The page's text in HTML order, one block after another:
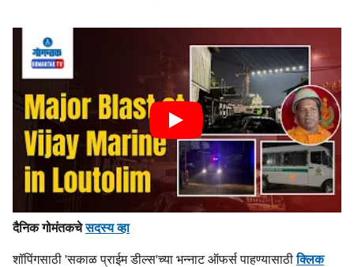
दैनिक गोमंतकचेसदस्य व्हा
शॉपिंगसाठी 'सकाळ प्राईम डील्स'च्या भन्नाट ऑफर्स पाहण्यासाठीक्लिक